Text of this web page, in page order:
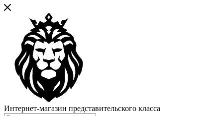
Интернет-магазин представительского класса